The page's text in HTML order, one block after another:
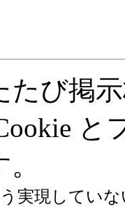
たび掲
と
実現してい